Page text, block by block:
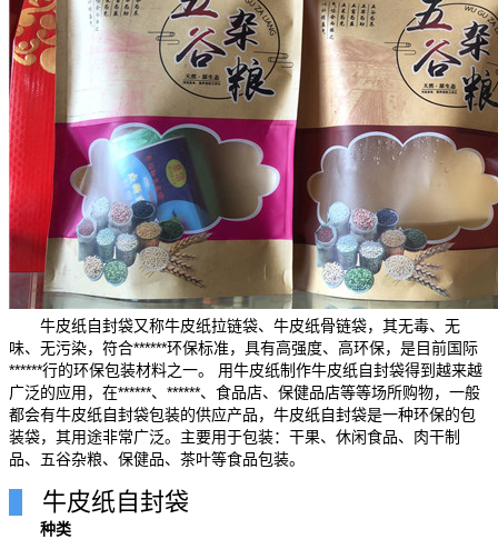
牛皮纸自封袋又称牛皮纸拉链袋、牛皮纸骨链袋，其无毒、无
味、无污染，符合******环保标准，具有高强度、高环保，是目前国际
******行的环保包装材料之一。 用牛皮纸制作牛皮纸自封袋得到越来越
广泛的应用，在******、******、食品店、保健品店等等场所购物，一般
都会有牛皮纸自封袋包装的供应产品，牛皮纸自封袋是一种环保的包
装袋，其用途非常广泛。主要用于包装：干果、休闲食品、肉干制
品、五谷杂粮、保健品、茶叶等食品包装。
牛皮纸自封袋
种类